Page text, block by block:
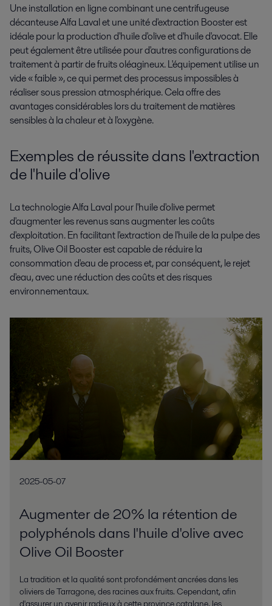
Une installation en ligne combinant une centrifugeuse
décanteuse Alfa Laval et une unité d'extraction Booster est
idéale pour la production d'huile d'olive et d'huile d'avocat. Elle
peut également être utilisée pour d'autres configurations de
traitement à partir de fruits oléagineux. L'équipement utilise un
vide « faible », ce qui permet des processus impossibles à
réaliser sous pression atmosphérique. Cela offre des
avantages considérables lors du traitement de matières
sensibles à la chaleur et à l'oxygène.
Exemples de réussite dans l'extraction
de l'huile d'olive
La technologie Alfa Laval pour l'huile d'olive permet
d'augmenter les revenus sans augmenter les coûts
d'exploitation. En facilitant l'extraction de l'huile de la pulpe des
fruits, Olive Oil Booster est capable de réduire la
consommation d'eau de process et, par conséquent, le rejet
d'eau, avec une réduction des coûts et des risques
environnementaux.
2025-05-07
Augmenter de 20% la rétention de
polyphénols dans l'huile d'olive avec
Olive Oil Booster
La tradition et la qualité sont profondément ancrées dans les
oliviers de Tarragone, des racines aux fruits. Cependant, afin